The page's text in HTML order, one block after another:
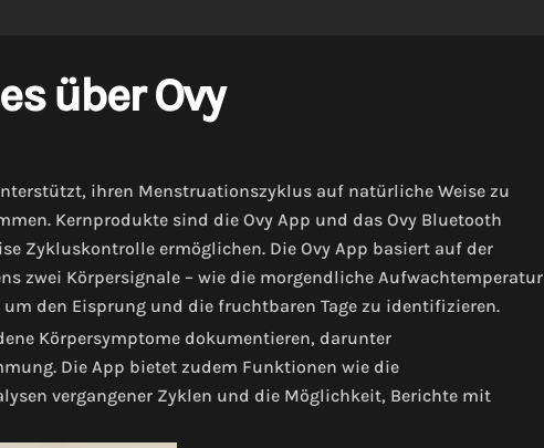
über Ovy
ihren Menstruationszyklus auf natürliche Weise zu
Kernprodukte sind die Ovy App und das Ovy Bluetooth
Zykluskontrolle ermöglichen. Die Ovy App basiert auf der
zwei Körpersignale – wie die morgendliche Aufwachtemperatur
den Eisprung und die fruchtbaren Tage zu identifizieren.
Körpersymptome dokumentieren, darunter
Die App bietet zudem Funktionen wie die
vergangener Zyklen und die Möglichkeit, Berichte mit